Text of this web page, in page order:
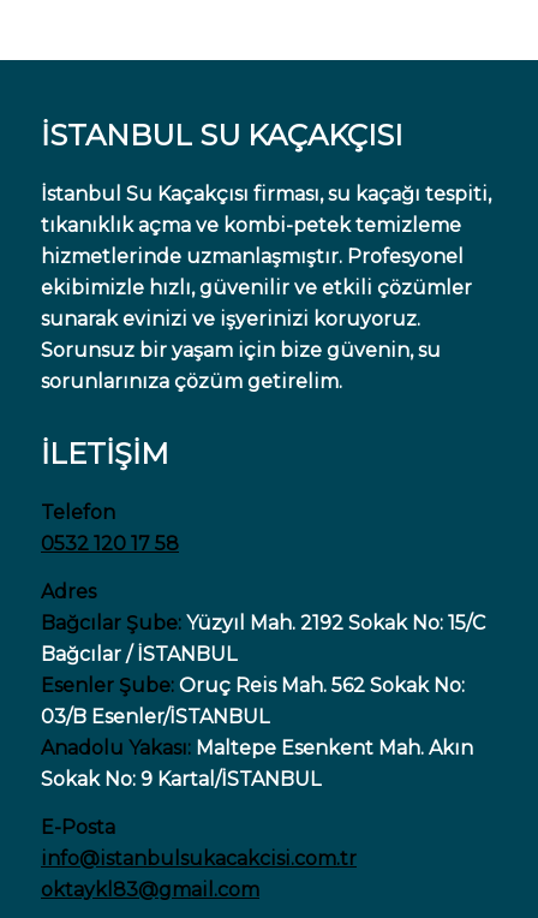
İSTANBUL SU KAÇAKÇISI
İstanbul Su Kaçakçısı firması, su kaçağı tespiti,
tıkanıklık açma ve kombi-petek temizleme
hizmetlerinde uzmanlaşmıştır. Profesyonel
ekibimizle hızlı, güvenilir ve etkili çözümler
sunarak evinizi ve işyerinizi koruyoruz.
Sorunsuz bir yaşam için bize güvenin, su
sorunlarınıza çözüm getirelim.
İLETİŞİM
Telefon
0532 120 17 58
Adres
Bağcılar Şube: Yüzyıl Mah. 2192 Sokak No: 15/C
Bağcılar / İSTANBUL
Esenler Şube: Oruç Reis Mah. 562 Sokak No:
03/B Esenler/İSTANBUL
Anadolu Yakası: Maltepe Esenkent Mah. Akın
Sokak No: 9 Kartal/İSTANBUL
E-Posta
info@istanbulsukacakcisi.com.tr
oktaykl83@gmail.com